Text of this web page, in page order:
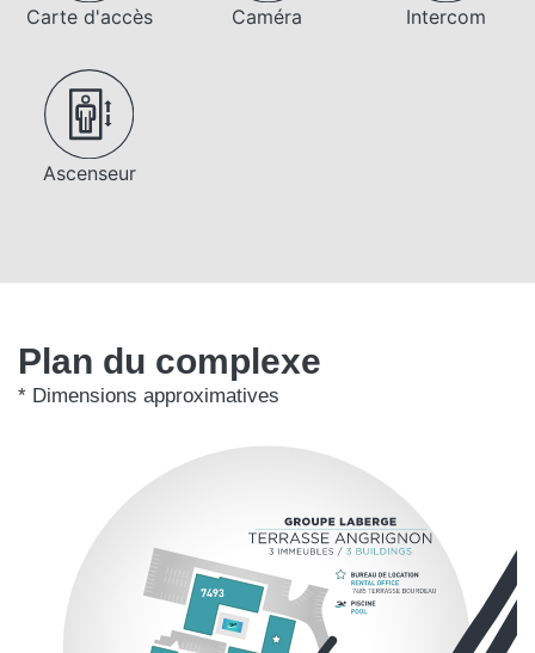
Carte d'accès Caméra Intercom
Ascenseur
Plan du complexe
* Dimensions approximatives